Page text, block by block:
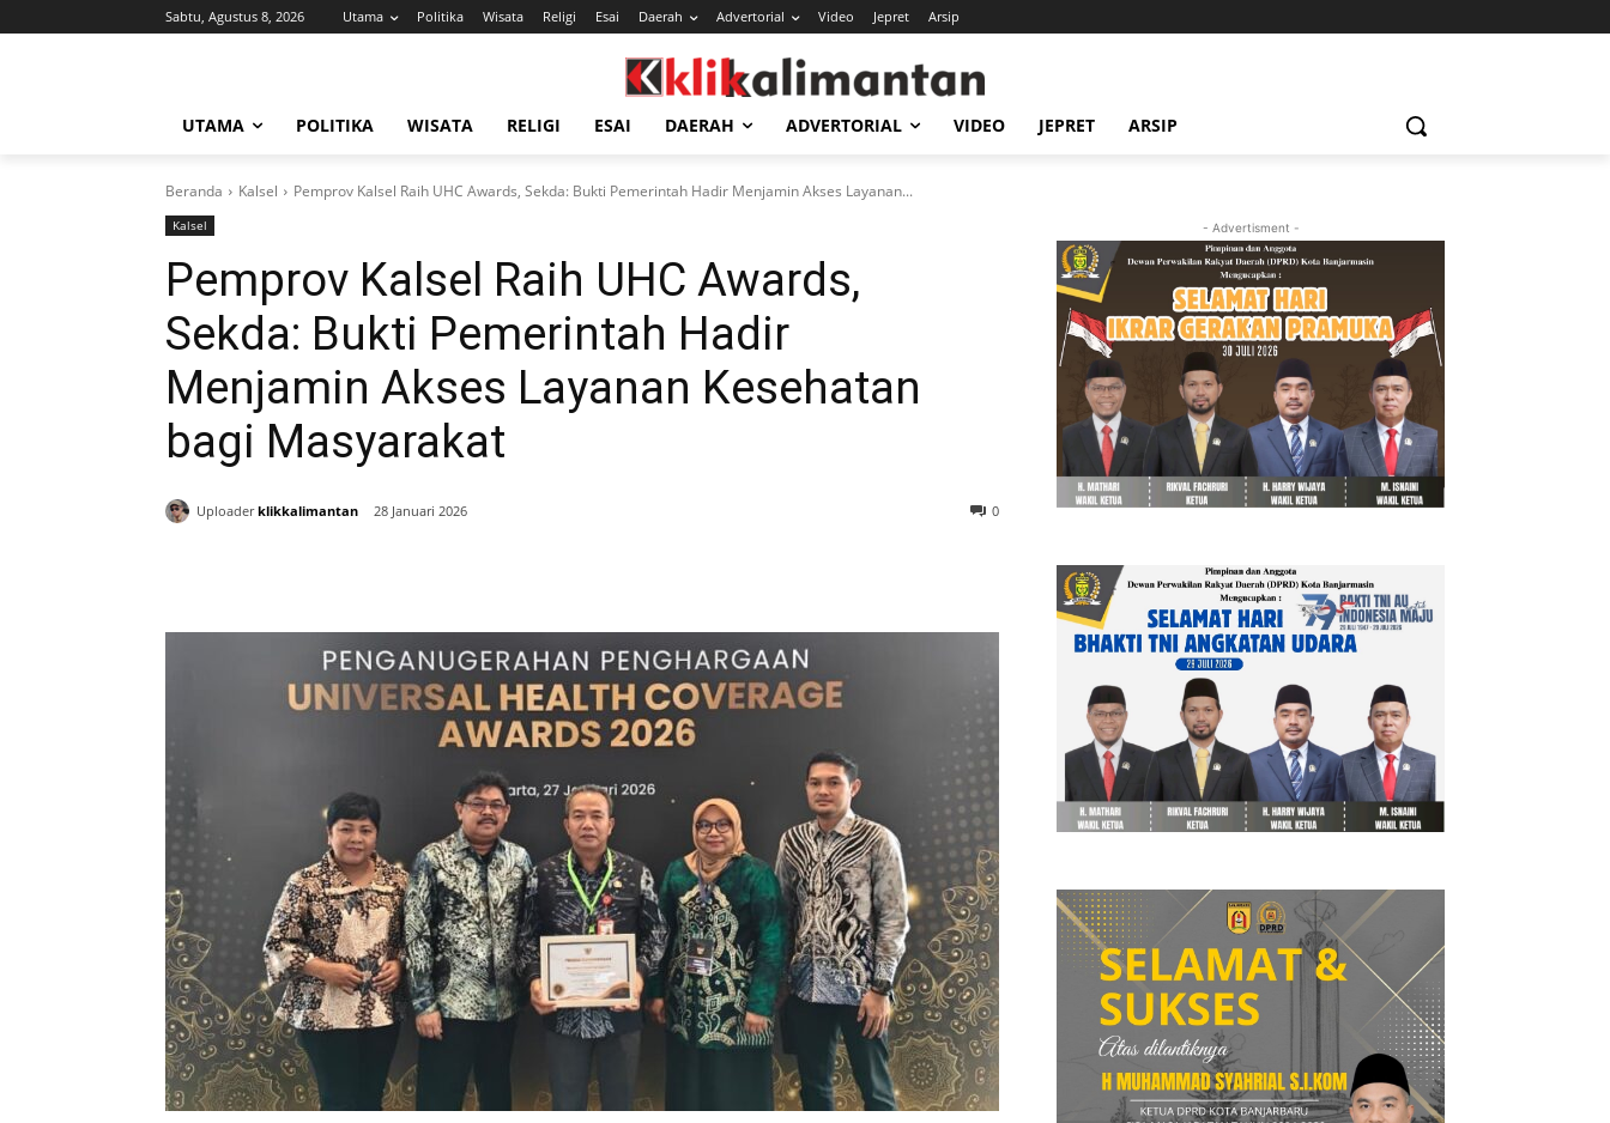
Sabtu, Agustus 8, 2026 Utama Politika Wisata Religi Esai Daerah Advertorial Video Jepret Arsip
UTAMA POLITIKA WISATA RELIGI ESAI DAERAH ADVERTORIAL VIDEO JEPRET ARSIP
Beranda Kalsel Pemprov Kalsel Raih UHC Awards, Sekda: Bukti Pemerintah Hadir Menjamin Akses Layanan...
Kalsel
Pemprov Kalsel Raih UHC Awards,
Sekda: Bukti Pemerintah Hadir
Menjamin Akses Layanan Kesehatan
bagi Masyarakat
Uploader klikkalimantan 28 Januari 2026 0
- Advertisment -